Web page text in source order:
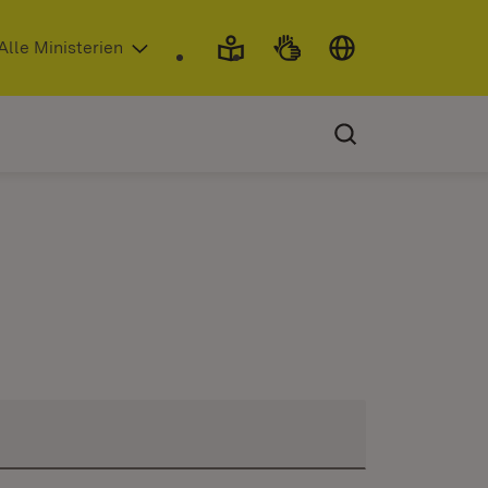
neuem Fenster)
Ministerien